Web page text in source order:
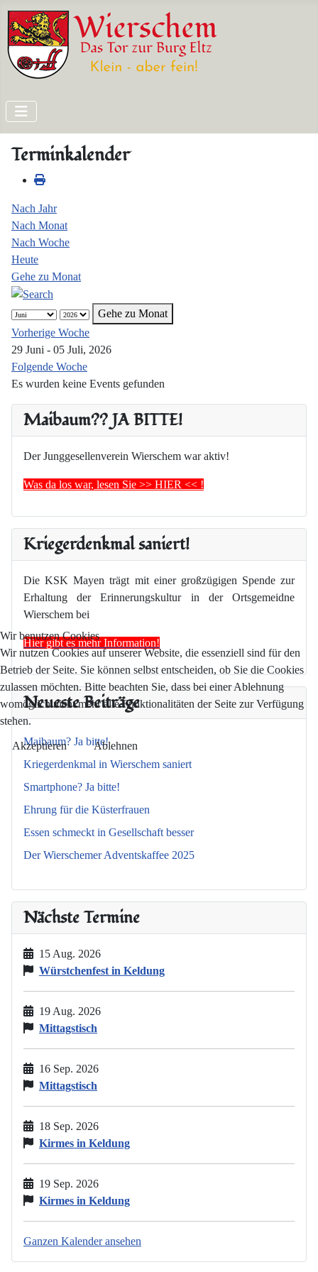
Maibaum?? JA BITTE!
Der Junggesellenverein Wierschem war aktiv!
Was da los war, lesen Sie >> HIER << !
Kriegerdenkmal saniert!
Die KSK Mayen trägt mit einer großzügigen Spende zur
Erhaltung der Erinnerungskultur in der Ortsgemeidne
Wierschem bei
Hier gibt es mehr Information!
Neueste Beiträge
Maibaum? Ja bitte!
Kriegerdenkmal in Wierschem saniert
Smartphone? Ja bitte!
Ehrung für die Küsterfrauen
Essen schmeckt in Gesellschaft besser
Der Wierschemer Adventskaffee 2025
Nächste Termine
15 Aug. 2026
Würstchenfest in Keldung
19 Aug. 2026
Mittagstisch
16 Sep. 2026
Mittagstisch
18 Sep. 2026
Kirmes in Keldung
19 Sep. 2026
Kirmes in Keldung
Ganzen Kalender ansehen
Terminkalender
Nach Jahr
Nach Monat
Nach Woche
Heute
Gehe zu Monat
Gehe zu Monat
Vorherige Woche
29 Juni - 05 Juli, 2026
Folgende Woche
Es wurden keine Events gefunden
Wir benutzen Cookies
Wir nutzen Cookies auf unserer Website, die essenziell sind für den
Betrieb der Seite. Sie können selbst entscheiden, ob Sie die Cookies
zulassen möchten. Bitte beachten Sie, dass bei einer Ablehnung
womöglich nicht mehr alle Funktionalitäten der Seite zur Verfügung
stehen.
Akzeptieren Ablehnen